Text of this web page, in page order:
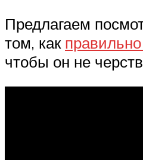
Предлагаем
том, как
чтобы он не